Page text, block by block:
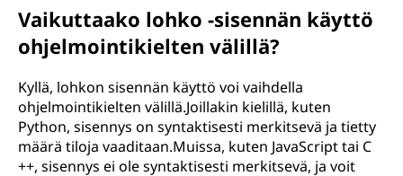
Vaikuttaako lohko -sisennän käyttö
ohjelmointikielten välillä?
Kyllä, lohkon sisennän käyttö voi vaihdella
ohjelmointikielten välillä.Joillakin kielillä, kuten
Python, sisennys on syntaktisesti merkitsevä ja tietty
määrä tiloja vaaditaan.Muissa, kuten JavaScript tai C
++, sisennys ei ole syntaktisesti merkitsevä, ja voit